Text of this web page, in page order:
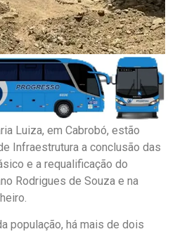
Luiza, em Cabrobó, estão
Infraestrutura a conclusão das
e a requalificação do
Rodrigues de Souza e na
população, há mais de dois